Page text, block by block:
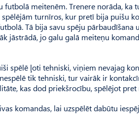
meitenēm. Trenere norāda, ka
turnīros, kur pretī bija puišu
Tā bija savu spēju pārbaudīšana
jāstrādā, jo galu galā meiteņu
spēlē ļoti tehniski, viņiem nevajag
tik tehniski, tur vairāk ir
kas dod priekšrocību, spēlējot
komandas, lai uzspēlēt dabūtu